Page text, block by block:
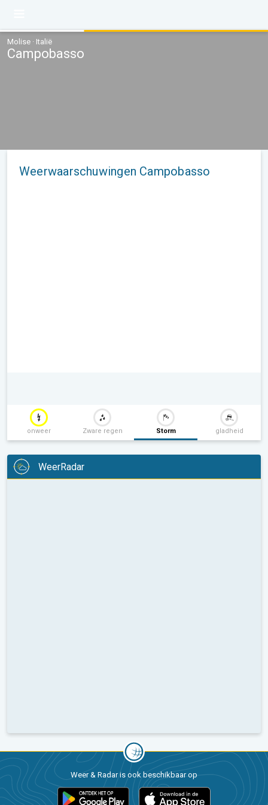
Molise · Italië
Campobasso
Weerwaarschuwingen Campobasso
onweer Zware regen Storm gladheid
WeerRadar
Weer & Radar is ook beschikbaar op